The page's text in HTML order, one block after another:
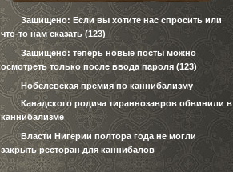
Защищено: Если вы хотите нас спросить или
что-то нам сказать (123)
Защищено: теперь новые посты можно
осмотреть только после ввода пароля (123)
Нобелевская премия по каннибализму
Канадского родича тираннозавров обвинили в
каннибализме
Власти Нигерии полтора года не могли
закрыть ресторан для каннибалов